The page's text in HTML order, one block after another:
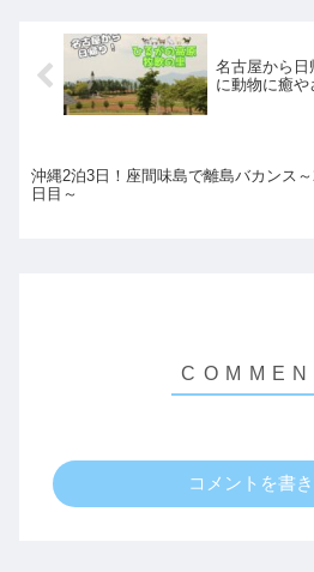
名古屋から日
に動物に癒や
沖縄2泊3日！座間味島で離島バカンス
日目～
コメントを書